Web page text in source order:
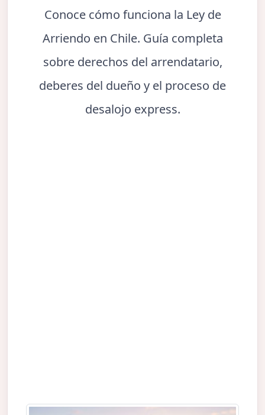
Conoce cómo funciona la Ley de
Arriendo en Chile. Guía completa
sobre derechos del arrendatario,
deberes del dueño y el proceso de
desalojo express.